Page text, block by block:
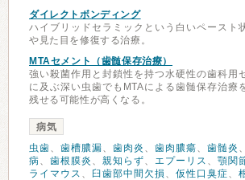
ダイレクトボンディング
ハイブリッドセラミックという白いペースト
や見た目を修復する治療。
MTAセメント（歯髄保存治療）
強い殺菌作用と封鎖性を持つ水硬性の歯科用
に及ぶ深い虫歯でもMTAによる歯髄保存治療
残せる可能性が高くなる。
病気
虫歯、 歯槽膿漏、 歯肉炎 、 歯肉膿瘍、 歯髄炎 、
病、 歯根膜炎 、 親知らず、 エプーリス 、 顎関
ライマウス 、 臼歯部中間欠損 、 仮性口臭症、